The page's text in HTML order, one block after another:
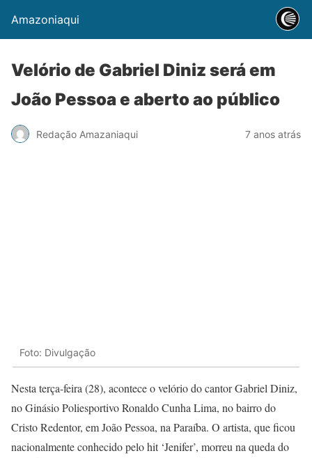
Amazoniaqui
Velório de Gabriel Diniz será em
João Pessoa e aberto ao público
Redação Amazaniaqui 7 anos atrás
Foto: Divulgação
Nesta terça-feira (28), acontece o velório do cantor Gabriel Diniz,
no Ginásio Poliesportivo Ronaldo Cunha Lima, no bairro do
Cristo Redentor, em João Pessoa, na Paraíba. O artista, que ficou
nacionalmente conhecido pelo hit ‘Jenifer’, morreu na queda do